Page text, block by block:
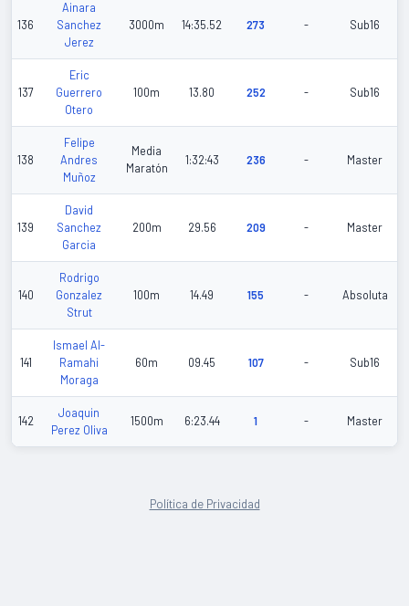
136
Ainara
Sanchez
Jerez
3000m 14:35.52 273 - Sub16
137
Eric
Guerrero
Otero
100m 13.80 252 - Sub16
138
Felipe
Andres
Muñoz
Media
Maratón
1:32:43 236 - Master
139
David
Sanchez
Garcia
200m 29.56 209 - Master
140
Rodrigo
Gonzalez
Strut
100m 14.49 155 - Absoluta
141
Ismael Al-
Ramahi
Moraga
60m 09.45 107 - Sub16
142
Joaquin
Perez Oliva
1500m 6:23.44 1 - Master
Política de Privacidad